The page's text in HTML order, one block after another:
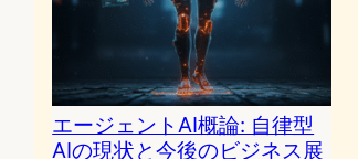
エージェントAI概論: 自律型
AIの現状と今後のビジネス展